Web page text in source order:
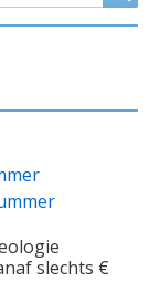
slechts €